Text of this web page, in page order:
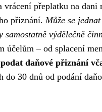
vrácení přeplatku na dani
přiznání. Může se
výdělečně
– od splacení
daňové přiznání
30 dnů od podání